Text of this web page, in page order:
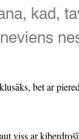
kad,
bet ar
viss ar